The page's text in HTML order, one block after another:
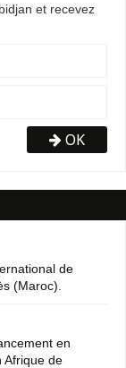
et recevez
OK
de
(Maroc).
en
Afrique de